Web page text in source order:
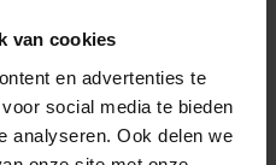
van cookies
en advertenties te
social media te bieden
analyseren. Ook delen we